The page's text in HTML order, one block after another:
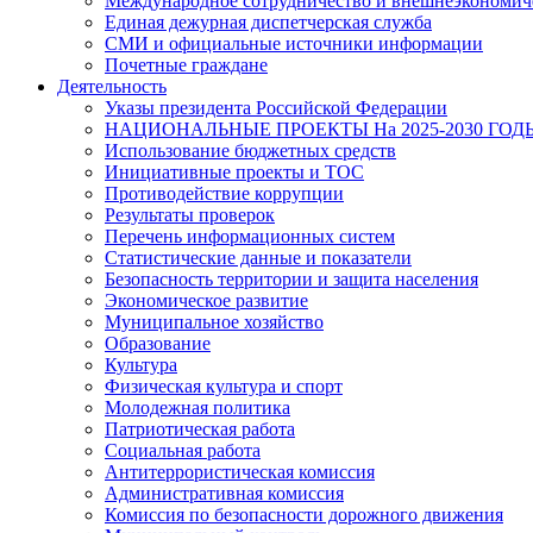
Единая дежурная диспетчерская служба
СМИ и официальные источники информации
Почетные граждане
Деятельность
Указы президента Российской Федерации
НАЦИОНАЛЬНЫЕ ПРОЕКТЫ На 2025-2030
Использование бюджетных средств
Инициативные проекты и ТОС
Противодействие коррупции
Результаты проверок
Перечень информационных систем
Статистические данные и показатели
Безопасность территории и защита населения
Экономическое развитие
Муниципальное хозяйство
Образование
Культура
Физическая культура и спорт
Молодежная политика
Патриотическая работа
Социальная работа
Антитеррористическая комиссия
Административная комиссия
Комиссия по безопасности дорожного движения